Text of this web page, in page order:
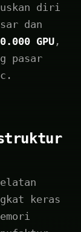
diri
dan
GPU ,
pasar
keras